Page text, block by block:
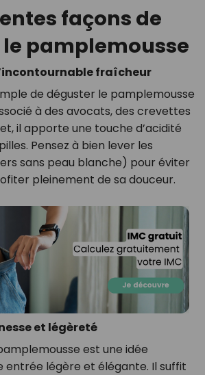
façons de
pamplemousse
fraîcheur
de déguster le pamplemousse
à des avocats, des crevettes
il apporte une touche d’acidité
Pensez à bien lever les
sans peau blanche) pour éviter
pleinement de sa douceur.
et légèreté
est une idée
entrée légère et élégante. Il suffit